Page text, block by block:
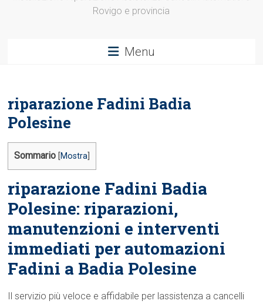
Rovigo e provincia
Menu
riparazione Fadini Badia
Polesine
Sommario Mostra
riparazione Fadini Badia
Polesine: riparazioni,
manutenzioni e interventi
immediati per automazioni
Fadini a Badia Polesine
Il servizio più veloce e affidabile per lassistenza a cancelli